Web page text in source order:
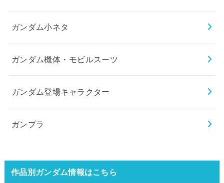
ガンダム小ネタ
ガンダム機体・モビルスーツ
ガンダム登場キャラクター
ガンプラ
作品別ガンダム情報はこちら